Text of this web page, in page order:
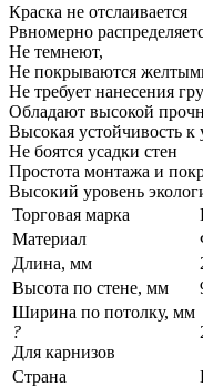
Краска не отслаивается
Рвномерно
Не темнеют,
Не покрываются
Не требует нанесения
Обладают высокой
Высокая устойчивость к
Не боятся усадки стен
Простота монтажа и
Высокий уровень
Торговая марка
Материал
Длина, мм
Высота по стене, мм
Ширина по потолку, мм
?
Для карнизов
Страна